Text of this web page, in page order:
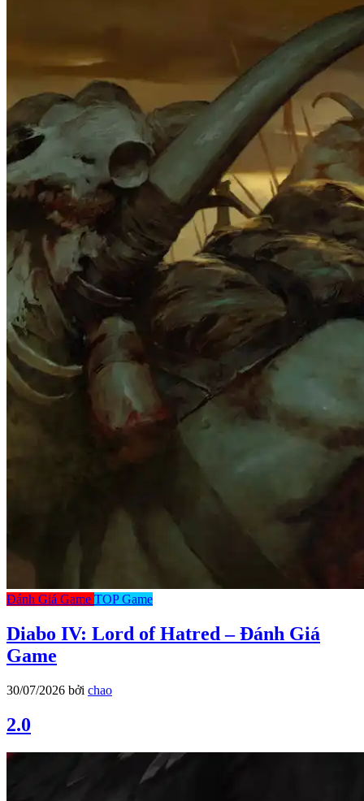
Đánh Giá Game TOP Game
Diabo IV: Lord of Hatred – Đánh Giá
Game
30/07/2026 bởi chao
2.0